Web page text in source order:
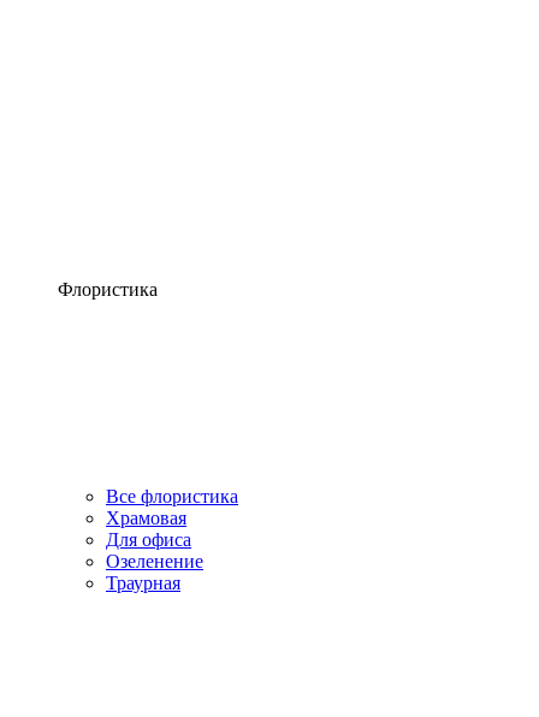
Флористика
Все флористика
Храмовая
Для офиса
Озеленение
Траурная